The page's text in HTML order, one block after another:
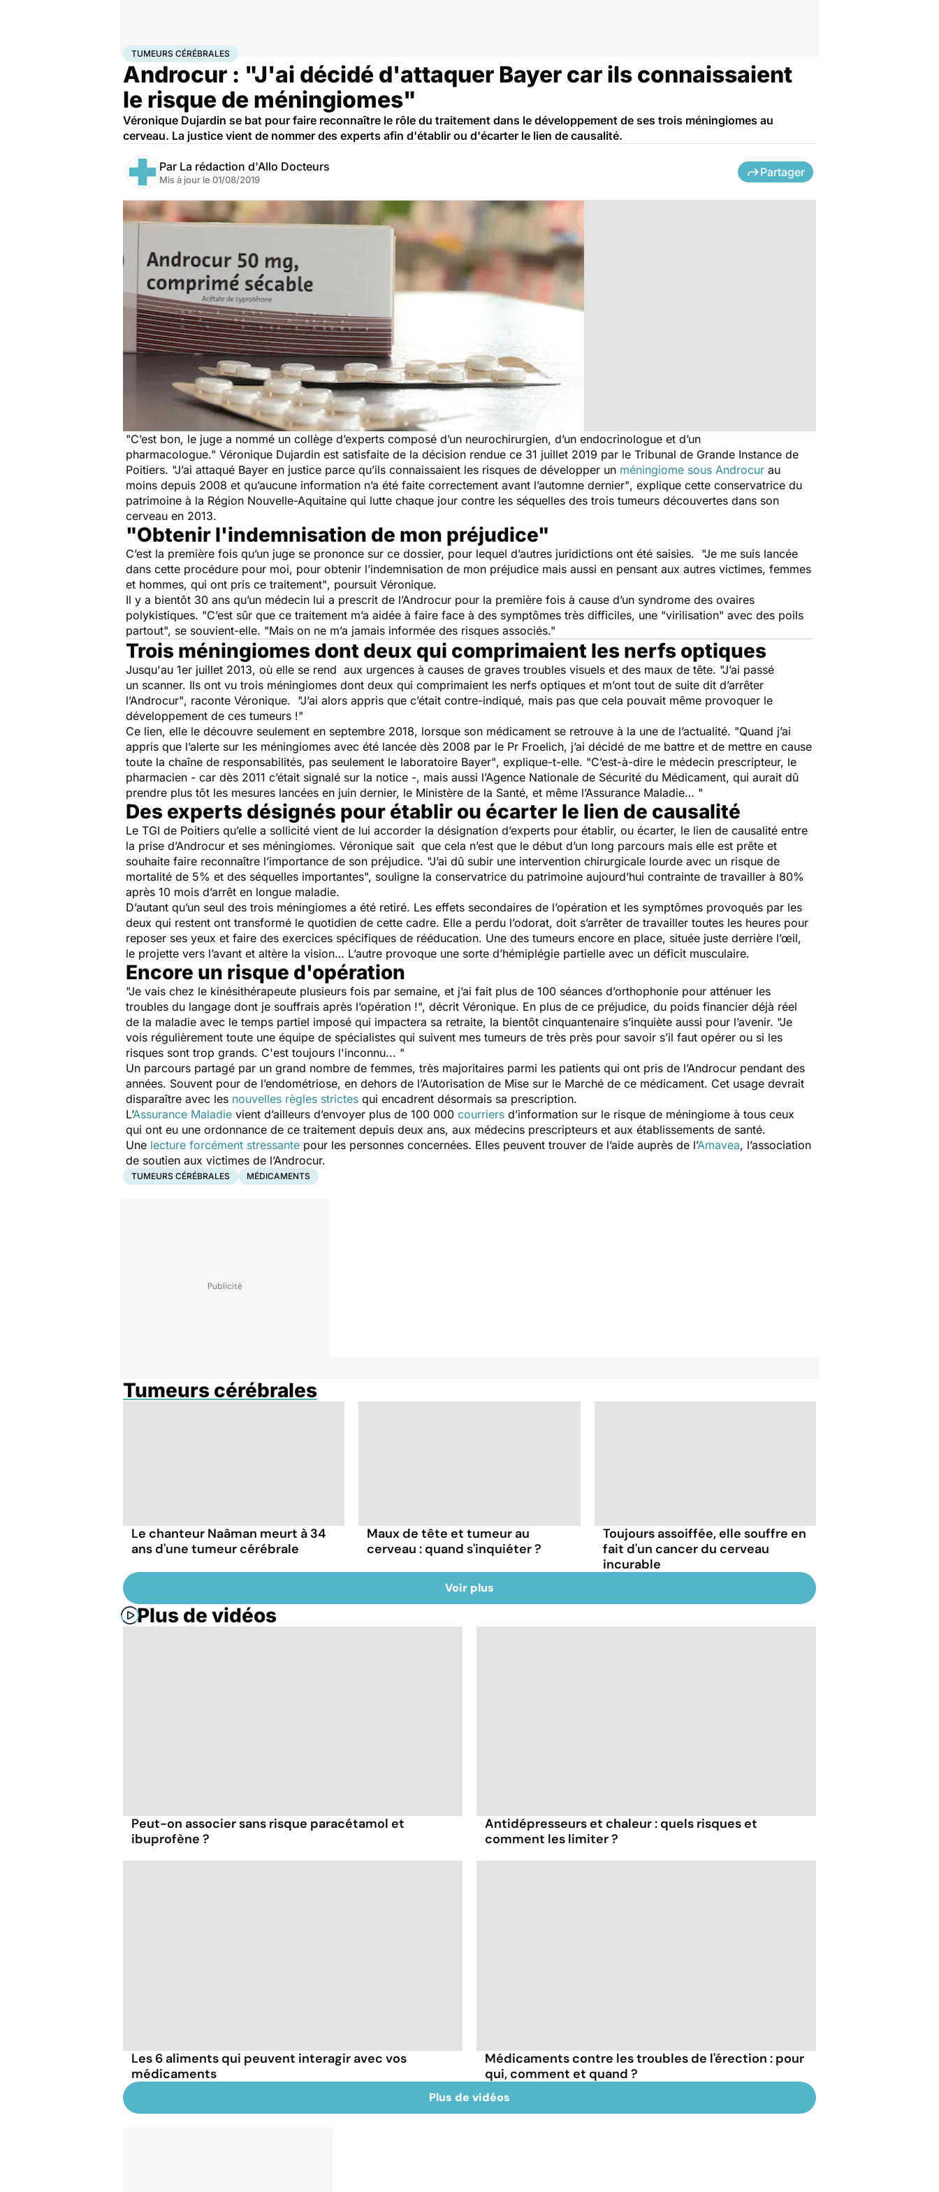
AccueilSanté SociétéJustice Tumeurs cérébrales
TUMEURS CÉRÉBRALES
Androcur : "J'ai décidé d'attaquer Bayer car ils connaissaient
le risque de méningiomes"
Véronique Dujardin se bat pour faire reconnaître le rôle du traitement dans le développement de ses trois méningiomes au
cerveau. La justice vient de nommer des experts afin d'établir ou d'écarter le lien de causalité.
Par La rédaction d'Allo Docteurs
Mis à jour le 01/08/2019
Partager
"C’est bon, le juge a nommé un collège d’experts composé d’un neurochirurgien, d’un endocrinologue et d’un
pharmacologue." Véronique Dujardin est satisfaite de la décision rendue ce 31 juillet 2019 par le Tribunal de Grande Instance de
Poitiers. "J’ai attaqué Bayer en justice parce qu’ils connaissaient les risques de développer un méningiome sous Androcur au
moins depuis 2008 et qu’aucune information n’a été faite correctement avant l’automne dernier", explique cette conservatrice du
patrimoine à la Région Nouvelle-Aquitaine qui lutte chaque jour contre les séquelles des trois tumeurs découvertes dans son
cerveau en 2013.
"Obtenir l'indemnisation de mon préjudice"
C’est la première fois qu’un juge se prononce sur ce dossier, pour lequel d’autres juridictions ont été saisies. "Je me suis lancée
dans cette procédure pour moi, pour obtenir l’indemnisation de mon préjudice mais aussi en pensant aux autres victimes, femmes
et hommes, qui ont pris ce traitement", poursuit Véronique.
Il y a bientôt 30 ans qu’un médecin lui a prescrit de l’Androcur pour la première fois à cause d’un syndrome des ovaires
polykistiques. "C’est sûr que ce traitement m’a aidée à faire face à des symptômes très difficiles, une "virilisation" avec des poils
partout", se souvient-elle. "Mais on ne m’a jamais informée des risques associés."
Trois méningiomes dont deux qui comprimaient les nerfs optiques
Jusqu'au 1er juillet 2013, où elle se rend aux urgences à causes de graves troubles visuels et des maux de tête. "J’ai passé
un scanner. Ils ont vu trois méningiomes dont deux qui comprimaient les nerfs optiques et m’ont tout de suite dit d’arrêter
l’Androcur", raconte Véronique. "J’ai alors appris que c’était contre-indiqué, mais pas que cela pouvait même provoquer le
développement de ces tumeurs !"
Ce lien, elle le découvre seulement en septembre 2018, lorsque son médicament se retrouve à la une de l’actualité. "Quand j’ai
appris que l’alerte sur les méningiomes avec été lancée dès 2008 par le Pr Froelich, j’ai décidé de me battre et de mettre en cause
toute la chaîne de responsabilités, pas seulement le laboratoire Bayer", explique-t-elle. "C’est-à-dire le médecin prescripteur, le
pharmacien - car dès 2011 c’était signalé sur la notice -, mais aussi l’Agence Nationale de Sécurité du Médicament, qui aurait dû
prendre plus tôt les mesures lancées en juin dernier, le Ministère de la Santé, et même l’Assurance Maladie… "
Des experts désignés pour établir ou écarter le lien de causalité
Le TGI de Poitiers qu’elle a sollicité vient de lui accorder la désignation d’experts pour établir, ou écarter, le lien de causalité entre
la prise d’Androcur et ses méningiomes. Véronique sait que cela n’est que le début d’un long parcours mais elle est prête et
souhaite faire reconnaître l’importance de son préjudice. "J’ai dû subir une intervention chirurgicale lourde avec un risque de
mortalité de 5% et des séquelles importantes", souligne la conservatrice du patrimoine aujourd’hui contrainte de travailler à 80%
après 10 mois d’arrêt en longue maladie.
D’autant qu’un seul des trois méningiomes a été retiré. Les effets secondaires de l’opération et les symptômes provoqués par les
deux qui restent ont transformé le quotidien de cette cadre. Elle a perdu l’odorat, doit s’arrêter de travailler toutes les heures pour
reposer ses yeux et faire des exercices spécifiques de rééducation. Une des tumeurs encore en place, située juste derrière l’œil,
le projette vers l’avant et altère la vision… L’autre provoque une sorte d’hémiplégie partielle avec un déficit musculaire.
Encore un risque d'opération
"Je vais chez le kinésithérapeute plusieurs fois par semaine, et j’ai fait plus de 100 séances d’orthophonie pour atténuer les
troubles du langage dont je souffrais après l’opération !", décrit Véronique. En plus de ce préjudice, du poids financier déjà réel
de la maladie avec le temps partiel imposé qui impactera sa retraite, la bientôt cinquantenaire s’inquiète aussi pour l’avenir. "Je
vois régulièrement toute une équipe de spécialistes qui suivent mes tumeurs de très près pour savoir s’il faut opérer ou si les
risques sont trop grands. C'est toujours l'inconnu... "
Un parcours partagé par un grand nombre de femmes, très majoritaires parmi les patients qui ont pris de l’Androcur pendant des
années. Souvent pour de l’endométriose, en dehors de l’Autorisation de Mise sur le Marché de ce médicament. Cet usage devrait
disparaître avec les nouvelles règles strictes qui encadrent désormais sa prescription.
L’Assurance Maladie vient d’ailleurs d’envoyer plus de 100 000 courriers d’information sur le risque de méningiome à tous ceux
qui ont eu une ordonnance de ce traitement depuis deux ans, aux médecins prescripteurs et aux établissements de santé.
Une lecture forcément stressante pour les personnes concernées. Elles peuvent trouver de l’aide auprès de l’Amavea, l’association
de soutien aux victimes de l’Androcur.
TUMEURS CÉRÉBRALES MÉDICAMENTS
Tumeurs cérébrales
Le chanteur Naâman meurt à 34
ans d'une tumeur cérébrale
Maux de tête et tumeur au
cerveau : quand s'inquiéter ?
Toujours assoiffée, elle souffre en
fait d'un cancer du cerveau
incurable
Voir plus
Plus de vidéos
Peut-on associer sans risque paracétamol et
ibuprofène ?
Antidépresseurs et chaleur : quels risques et
comment les limiter ?
Les 6 aliments qui peuvent interagir avec vos
médicaments
Médicaments contre les troubles de l'érection : pour
qui, comment et quand ?
Plus de vidéos